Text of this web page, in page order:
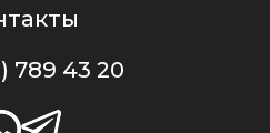
789 43 20